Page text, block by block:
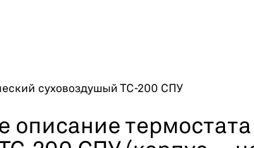
суховоздушый ТС-200 СПУ
описание